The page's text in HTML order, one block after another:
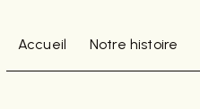
Accueil Notre histoire